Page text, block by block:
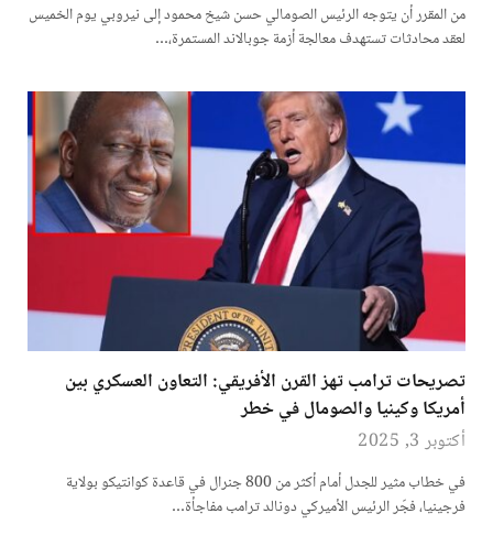
من المقرر أن يتوجه الرئيس الصومالي حسن شيخ محمود إلى نيروبي يوم الخميس
لعقد محادثات تستهدف معالجة أزمة جوبالاند المستمرة،…
تصريحات ترامب تهز القرن الأفريقي: التعاون العسكري بين
أمريكا وكينيا والصومال في خطر
أكتوبر 3, 2025
في خطاب مثير للجدل أمام أكثر من 800 جنرال في قاعدة كوانتيكو بولاية
فرجينيا، فجّر الرئيس الأميركي دونالد ترامب مفاجأة…